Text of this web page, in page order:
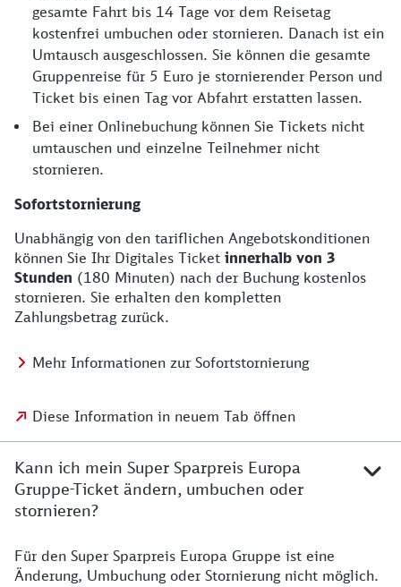
gesamte Fahrt bis 14 Tage vor dem Reisetag
kostenfrei umbuchen oder stornieren. Danach ist ein
Umtausch ausgeschlossen. Sie können die gesamte
Gruppenreise für 5 Euro je stornierender Person und
Ticket bis einen Tag vor Abfahrt erstatten lassen.
Bei einer Onlinebuchung können Sie Tickets nicht
umtauschen und einzelne Teilnehmer nicht
stornieren.
Sofortstornierung
Unabhängig von den tariflichen Angebotskonditionen
können Sie Ihr Digitales Ticket innerhalb von 3
Stunden (180 Minuten) nach der Buchung kostenlos
stornieren. Sie erhalten den kompletten
Zahlungsbetrag zurück.
Mehr Informationen zur Sofortstornierung
Diese Information in neuem Tab öffnen
Kann ich mein Super Sparpreis Europa
Gruppe-Ticket ändern, umbuchen oder
stornieren?
Für den Super Sparpreis Europa Gruppe ist eine
Änderung, Umbuchung oder Stornierung nicht möglich.